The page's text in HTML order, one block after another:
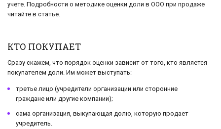
учете. Подробности о методике оценки доли в ООО при продаже
читайте в статье.
КТО ПОКУПАЕТ
Сразу скажем, что порядок оценки зависит от того, кто является
покупателем доли. Им может выступать:
третье лицо (учредители организации или сторонние
граждане или другие компании);
сама организация, выкупающая долю, которую продает
учредитель.